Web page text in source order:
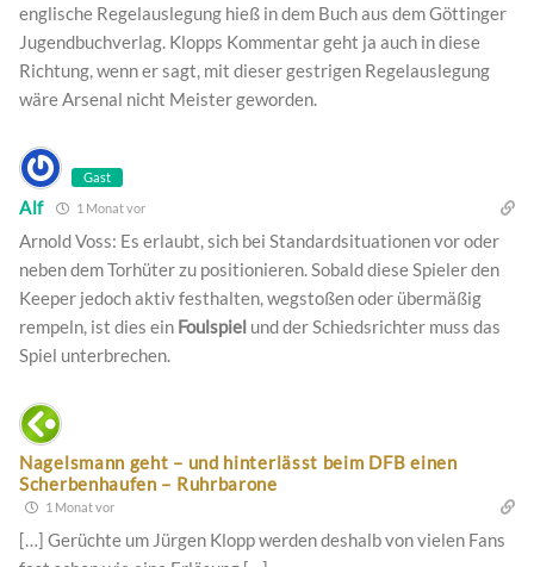
englische Regelauslegung hieß in dem Buch aus dem Göttinger
Jugendbuchverlag. Klopps Kommentar geht ja auch in diese
Richtung, wenn er sagt, mit dieser gestrigen Regelauslegung
wäre Arsenal nicht Meister geworden.
Gast
Alf 1 Monat vor
Arnold Voss: Es erlaubt, sich bei Standardsituationen vor oder
neben dem Torhüter zu positionieren. Sobald diese Spieler den
Keeper jedoch aktiv festhalten, wegstoßen oder übermäßig
rempeln, ist dies ein Foulspiel und der Schiedsrichter muss das
Spiel unterbrechen.
Nagelsmann geht – und hinterlässt beim DFB einen
Scherbenhaufen – Ruhrbarone
1 Monat vor
[…] Gerüchte um Jürgen Klopp werden deshalb von vielen Fans